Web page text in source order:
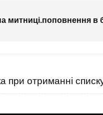
митниці.поповнення в
при отриманні